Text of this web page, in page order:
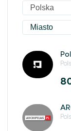
Polska
Miasto